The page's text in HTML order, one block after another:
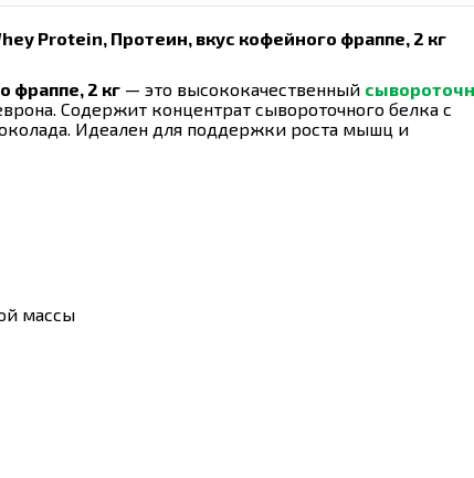
Protein, Протеин, вкус кофейного фраппе, 2 кг
фраппе, 2 кг — это высококачественный
Содержит концентрат сывороточного белка с
Идеален для поддержки роста мышц и
массы